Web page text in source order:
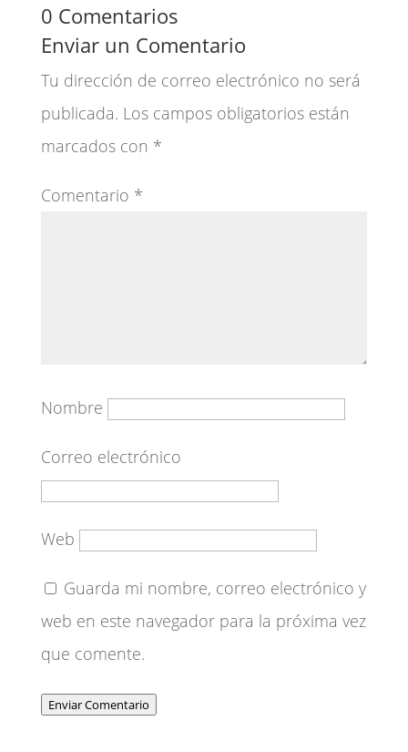
0 Comentarios
Enviar un Comentario
Tu dirección de correo electrónico no será
publicada. Los campos obligatorios están
marcados con *
Comentario *
Nombre
Correo electrónico
Web
Guarda mi nombre, correo electrónico y
web en este navegador para la próxima vez
que comente.
Enviar Comentario